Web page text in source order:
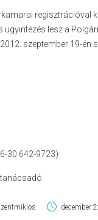
regisztrációval
ügyintézés lesz a
szeptember 19-én
30 642-9723)
december